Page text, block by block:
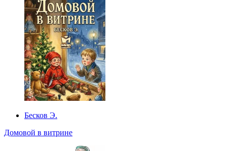
Бесков Э.
Домовой в витрине